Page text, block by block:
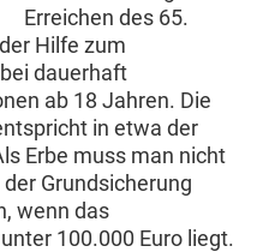
Erreichen des 65.
Hilfe zum
dauerhaft
ab 18 Jahren. Die
in etwa der
Erbe muss man nicht
Grundsicherung
wenn das
100.000 Euro liegt.